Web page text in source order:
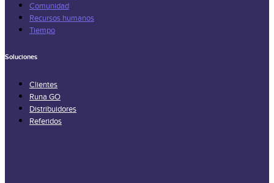
Comunidad
Recursos humanos
Tiempo
Soluciones
Clientes
Runa GO
Distribuidores
Referidos